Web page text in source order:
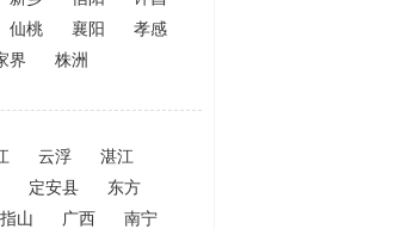
仙桃 襄阳
孝感
界 株洲
云浮
湛江
定安县
东方
山 广西
南宁